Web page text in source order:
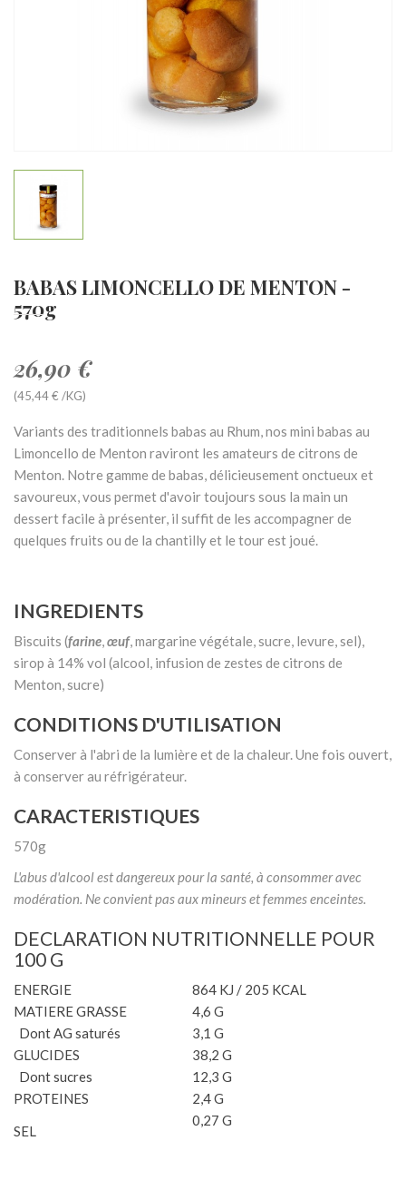
BABAS LIMONCELLO DE MENTON -
570g
26,90 €
(45,44 € /KG)
Variants des traditionnels babas au Rhum, nos mini babas au
Limoncello de Menton raviront les amateurs de citrons de
Menton. Notre gamme de babas, délicieusement onctueux et
savoureux, vous permet d'avoir toujours sous la main un
dessert facile à présenter, il suffit de les accompagner de
quelques fruits ou de la chantilly et le tour est joué.
INGREDIENTS
Biscuits (farine,œuf, margarine végétale, sucre, levure, sel),
sirop à 14% vol (alcool, infusion de zestes de citrons de
Menton, sucre)
CONDITIONS D'UTILISATION
Conserver à l'abri de la lumière et de la chaleur. Une fois ouvert,
à conserver au réfrigérateur.
CARACTERISTIQUES
570g
L'abus d'alcool est dangereux pour la santé, à consommer avec
modération. Ne convient pas aux mineurs et femmes enceintes.
DECLARATION NUTRITIONNELLE POUR
100 G
ENERGIE
864 KJ / 205 KCAL
MATIERE GRASSE
4,6 G
Dont AG saturés
3,1 G
GLUCIDES
38,2 G
Dont sucres
12,3 G
PROTEINES
2,4 G
SEL
0,27 G